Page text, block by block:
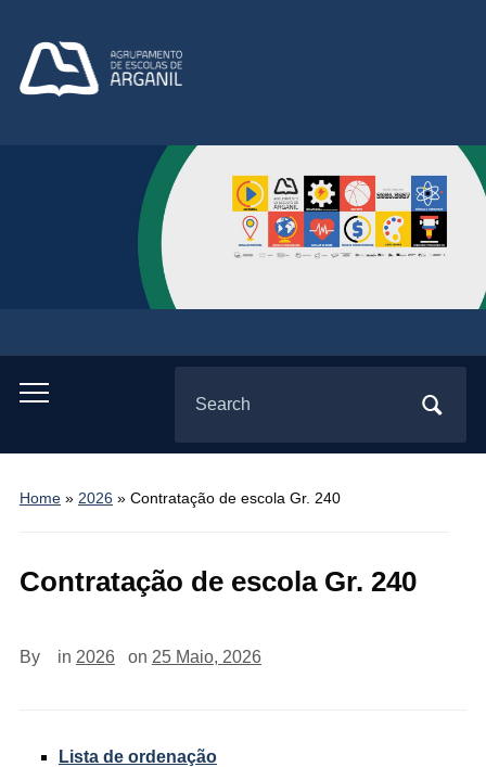
Toggle
menu
for:
Home» 2026 » Contratação de escola Gr. 240
Contratação de escola Gr. 240
By in 2026 on 25 Maio, 2026
Lista de ordenação